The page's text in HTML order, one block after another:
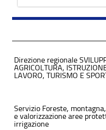
Direzione regionale
AGRICOLTURA,
LAVORO, TURISMO E
Servizio Foreste,
e valorizzazione aree
irrigazione